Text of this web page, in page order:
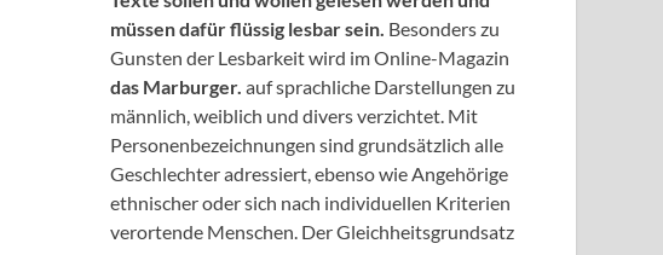
müssen dafür flüssig lesbar sein. Besonders zu
Gunsten der Lesbarkeit wird im Online-Magazin
das Marburger. auf sprachliche Darstellungen zu
männlich, weiblich und divers verzichtet. Mit
Personenbezeichnungen sind grundsätzlich alle
Geschlechter adressiert, ebenso wie Angehörige
ethnischer oder sich nach individuellen Kriterien
verortende Menschen. Der Gleichheitsgrundsatz